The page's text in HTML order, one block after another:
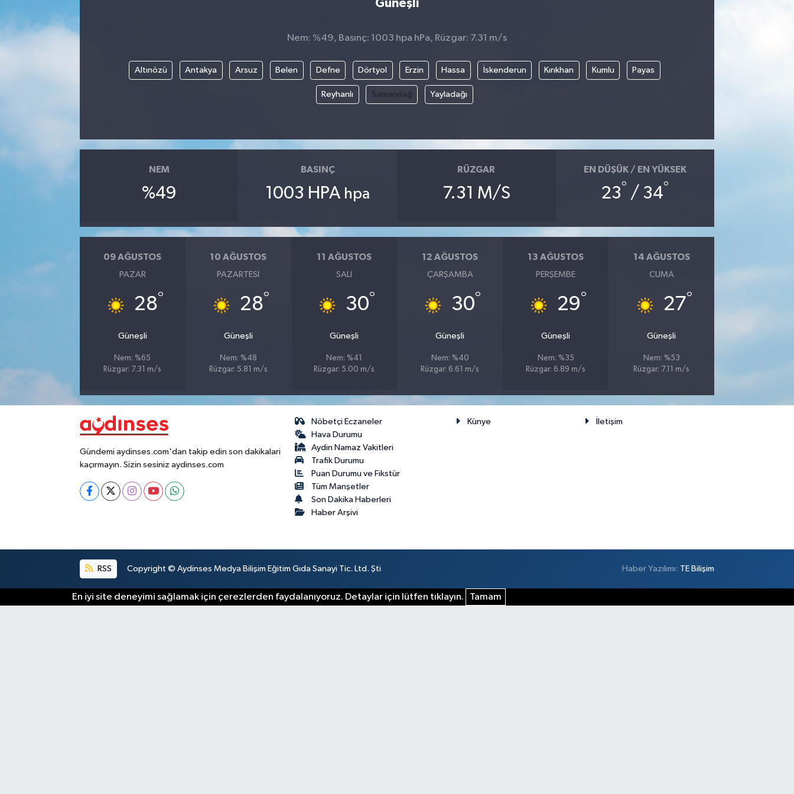
Güneşli
Nem: %49, Basınç: 1003 hpa hPa, Rüzgar: 7.31 m/s
Altınözü Antakya Arsuz Belen Defne Dörtyol Erzin Hassa İskenderun Kırıkhan Kumlu Payas
Reyhanlı Samandağ Yayladağı
NEM
%49
BASINÇ
1003 HPA hpa
RÜZGAR
7.31 M/S
EN DÜŞÜK / EN YÜKSEK
23° / 34°
09 AĞUSTOS
PAZAR
28°
Güneşli
Nem: %65
Rüzgar: 7.31 m/s
10 AĞUSTOS
PAZARTESI
28°
Güneşli
Nem: %48
Rüzgar: 5.81 m/s
11 AĞUSTOS
SALI
30°
Güneşli
Nem: %41
Rüzgar: 5.00 m/s
12 AĞUSTOS
ÇARŞAMBA
30°
Güneşli
Nem: %40
Rüzgar: 6.61 m/s
13 AĞUSTOS
PERŞEMBE
29°
Güneşli
Nem: %35
Rüzgar: 6.89 m/s
14 AĞUSTOS
CUMA
27°
Güneşli
Nem: %53
Rüzgar: 7.11 m/s
Gündemi aydinses.com'dan takip edin son dakikalari
kaçırmayın. Sizin sesiniz aydinses.com
Nöbetçi Eczaneler
Hava Durumu
Aydin Namaz Vakitleri
Trafik Durumu
Puan Durumu ve Fikstür
Tüm Manşetler
Son Dakika Haberleri
Haber Arşivi
Künye İletişim
RSS Copyright © Aydinses Medya Bilişim Eğitim Gıda Sanayi Tic. Ltd. Şti Haber Yazılımı: TE Bilişim
En iyi site deneyimi sağlamak için çerezlerden faydalanıyoruz. Detaylar için lütfen tıklayın. Tamam